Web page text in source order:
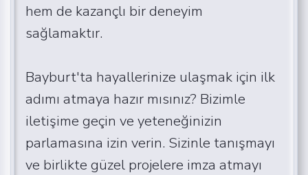
hem de kazançlı bir deneyim
sağlamaktır.
Bayburt'ta hayallerinize ulaşmak için ilk
adımı atmaya hazır mısınız? Bizimle
iletişime geçin ve yeteneğinizin
parlamasına izin verin. Sizinle tanışmayı
ve birlikte güzel projelere imza atmayı